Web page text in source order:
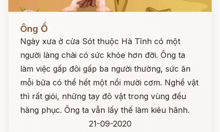
Đọc ngay
Ông Ồ
Ngày xưa ở cửa Sót thuộc Hà Tĩnh có một
người làng chài có sức khỏe hơn đời. Ông ta
làm việc gấp đôi gấp ba người thường, sức ăn
mỗi bữa có thể hết một nồi mười cơm. Nghề vật
thì rất giỏi, những tay đô vật trong vùng đều
hàng phục. Ông ta vẫn lấy thế làm kiêu hãnh.
21-09-2020